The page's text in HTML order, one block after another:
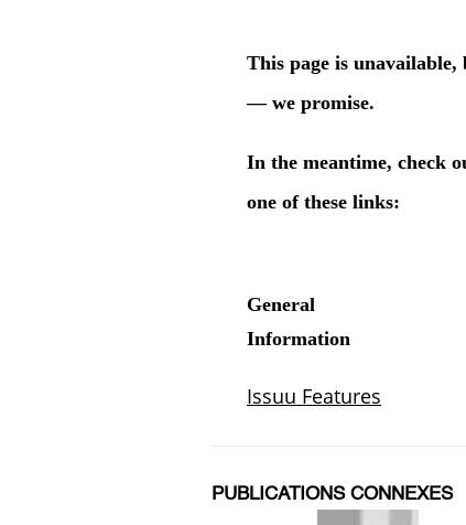
PUBLICATIONS CONNEXES